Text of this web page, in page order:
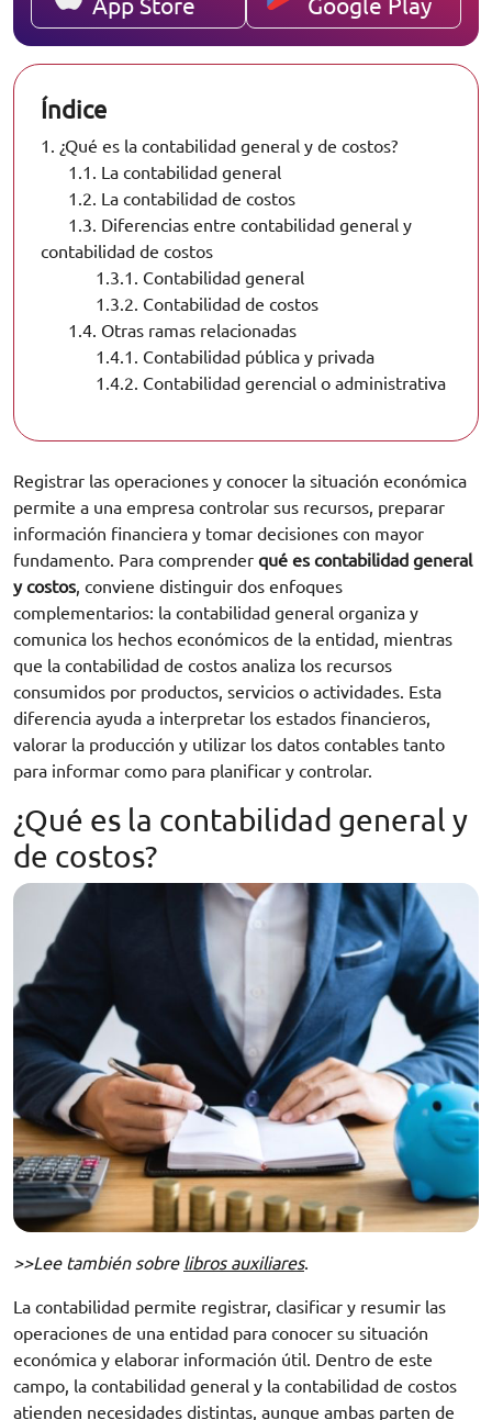
App Store Google Play
Índice
1. ¿Qué es la contabilidad general y de costos?
1.1. La contabilidad general
1.2. La contabilidad de costos
1.3. Diferencias entre contabilidad general y
contabilidad de costos
1.3.1. Contabilidad general
1.3.2. Contabilidad de costos
1.4. Otras ramas relacionadas
1.4.1. Contabilidad pública y privada
1.4.2. Contabilidad gerencial o administrativa
Registrar las operaciones y conocer la situación económica
permite a una empresa controlar sus recursos, preparar
información financiera y tomar decisiones con mayor
fundamento. Para comprender qué es contabilidad general
y costos, conviene distinguir dos enfoques
complementarios: la contabilidad general organiza y
comunica los hechos económicos de la entidad, mientras
que la contabilidad de costos analiza los recursos
consumidos por productos, servicios o actividades. Esta
diferencia ayuda a interpretar los estados financieros,
valorar la producción y utilizar los datos contables tanto
para informar como para planificar y controlar.
¿Qué es la contabilidad general y
de costos?
>>Lee también sobre libros auxiliares.
La contabilidad permite registrar, clasificar y resumir las
operaciones de una entidad para conocer su situación
económica y elaborar información útil. Dentro de este
campo, la contabilidad general y la contabilidad de costos
atienden necesidades distintas, aunque ambas parten de